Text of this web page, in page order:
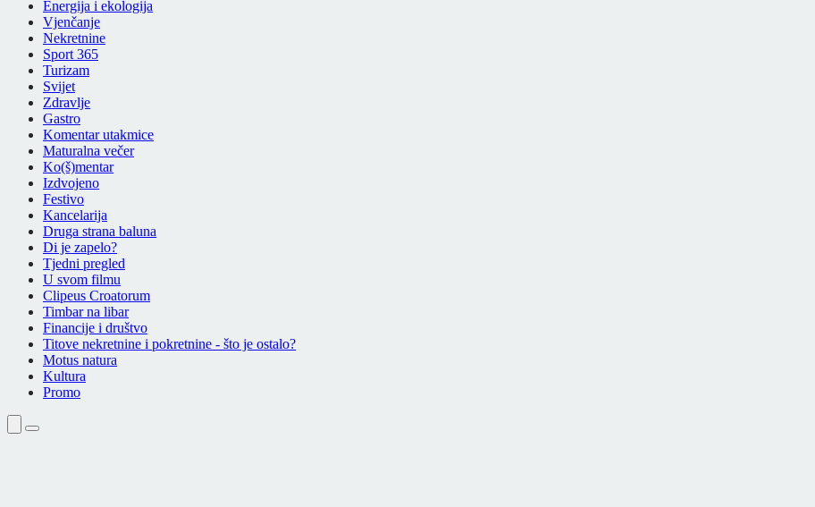
Energija i ekologija
Vjenčanje
Nekretnine
Sport 365
Turizam
Svijet
Zdravlje
Gastro
Komentar utakmice
Maturalna večer
Ko(š)mentar
Izdvojeno
Festivo
Kancelarija
Druga strana baluna
Di je zapelo?
Tjedni pregled
U svom filmu
Clipeus Croatorum
Timbar na libar
Financije i društvo
Titove nekretnine i pokretnine - što je ostalo?
Motus natura
Kultura
Promo